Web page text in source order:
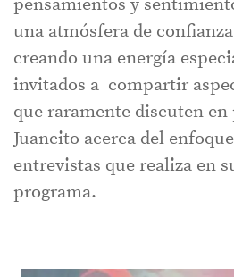
pensamientos y
una atmósfera de
creando una energía
invitados a compartir
que raramente discuten
Juancito acerca del
entrevistas que realiza en
programa.